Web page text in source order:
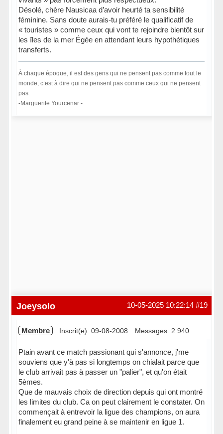
Désolé, chère Nausicaa d’avoir heurté ta sensibilité
féminine. Sans doute aurais-tu préféré le qualificatif de
« touristes » comme ceux qui vont te rejoindre bientôt sur
les îles de la mer Égée en attendant leurs hypothétiques
transferts.
À chaque époque, il est des gens qui ne pensent pas comme tout le
monde, c’est à dire qui ne pensent pas comme ceux qui ne pensent
pas.
-Marguerite Yourcenar -
#19
10-05-2025 10:22:14
Joeysolo
Membre Inscrit(e): 09-08-2008 Messages: 2 940
Ptain avant ce match passionant qui s'annonce, j'me
souviens que y'à pas si longtemps on chialait parce que
le club arrivait pas à passer un "palier", et qu'on était
5èmes.
Que de mauvais choix de direction depuis qui ont montré
les limites du club. Ca on peut clairement le constater. On
commençait à entrevoir la ligue des champions, on aura
finalement eu grand peine à se maintenir en ligue 1.